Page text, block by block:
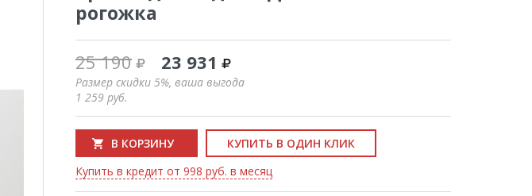
рогожка
25 190 23 931
Размер скидки 5%, ваша выгода
1 259 руб.
В КОРЗИНУ
КУПИТЬ В ОДИН КЛИК
Купить в кредит от 998 руб. в месяц